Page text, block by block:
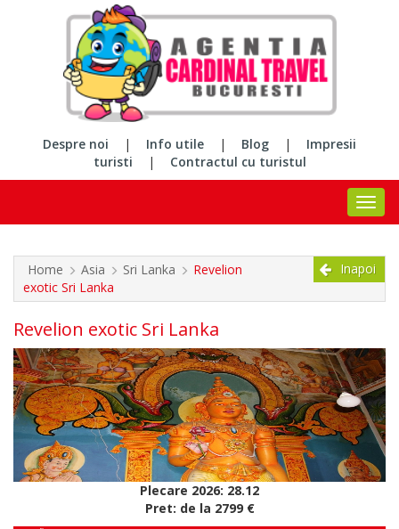
Despre noi | Info utile | Blog |
Impresii
turisti
| Contractul cu turistul
Home Asia Sri Lanka
Revelion
exotic Sri Lanka
Inapoi
Revelion exotic Sri Lanka
Plecare 2026: 28.12
Pret: de la 2799 €